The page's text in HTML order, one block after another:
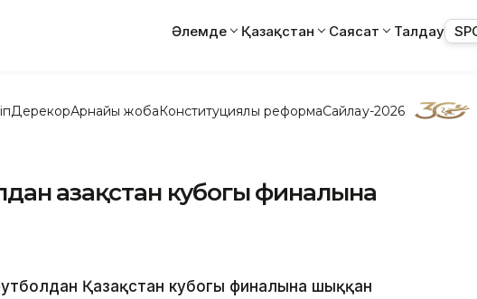
Әлемде Қазақстан Саясат Талдау
ДерекқорАрнайы жобаКонституциялық реформаСайлау-2026
Қазақстан кубогы финалына
Қазақстан кубогы финалына шыққан